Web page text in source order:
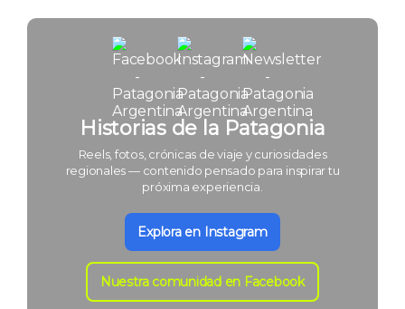
Historias de la Patagonia
Reels, fotos, crónicas de viaje y curiosidades
regionales — contenido pensado para inspirar tu
próxima experiencia.
Explora en Instagram
Nuestra comunidad en Facebook